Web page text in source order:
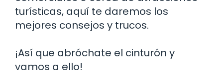
turísticas, aquí te daremos los
mejores consejos y trucos.
¡Así que abróchate el cinturón y
vamos a ello!